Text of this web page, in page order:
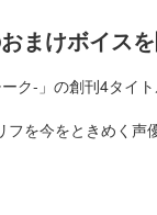
まけボイスを
ク-」の創刊4タイト
を今をときめく声